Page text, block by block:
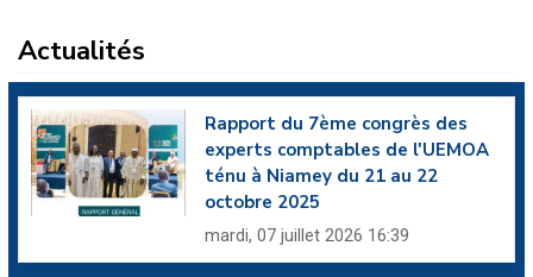
DECOFIUEMOA : Permettre aux experts...
Actualités
Rapport du 7ème congrès des
experts comptables de l'UEMOA
ténu à Niamey du 21 au 22
octobre 2025
mardi, 07 juillet 2026 16:39